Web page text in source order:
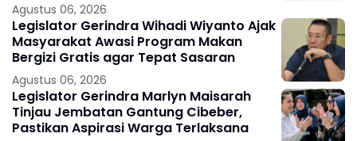
Agustus 06, 2026
Legislator Gerindra Wihadi Wiyanto Ajak
Masyarakat Awasi Program Makan
Bergizi Gratis agar Tepat Sasaran
Agustus 06, 2026
Legislator Gerindra Marlyn Maisarah
Tinjau Jembatan Gantung Cibeber,
Pastikan Aspirasi Warga Terlaksana